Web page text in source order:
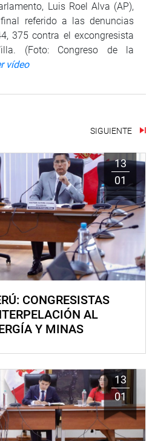
Luis Roel Alva (AP),
referido a las denuncias
375 contra el excongresista
(Foto: Congreso de la
vídeo
SIGUIENTE
13
01
CONGRESISTAS
AL
Y MINAS
13
01